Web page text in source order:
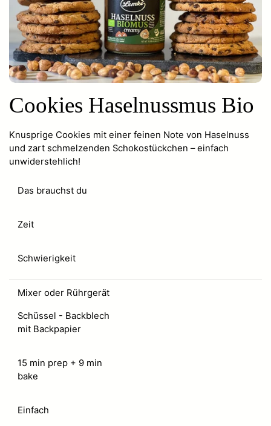
Cookies Haselnussmus Bio
Knusprige Cookies mit einer feinen Note von Haselnuss
und zart schmelzenden Schokostückchen – einfach
unwiderstehlich!
Das brauchst du
Zeit
Schwierigkeit
Mixer oder Rührgerät
Schüssel - Backblech
mit Backpapier
15 min prep + 9 min
bake
Einfach